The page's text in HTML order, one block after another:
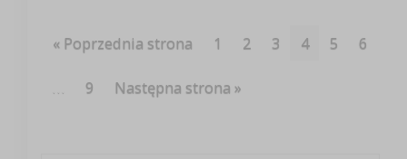
« Poprzednia strona 1 2 3 4 5 6
9 Następna strona »